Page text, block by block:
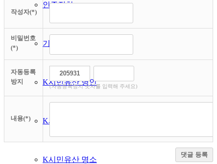
인증절차
기대효과
K시민유산 명인
K시민유산 명품
K시민유산 명소
작성자(*)
비밀번호
(*)
자동등록
방지
(자동등록방지 숫자를 입력해 주세요)
내용(*)
댓글 등록